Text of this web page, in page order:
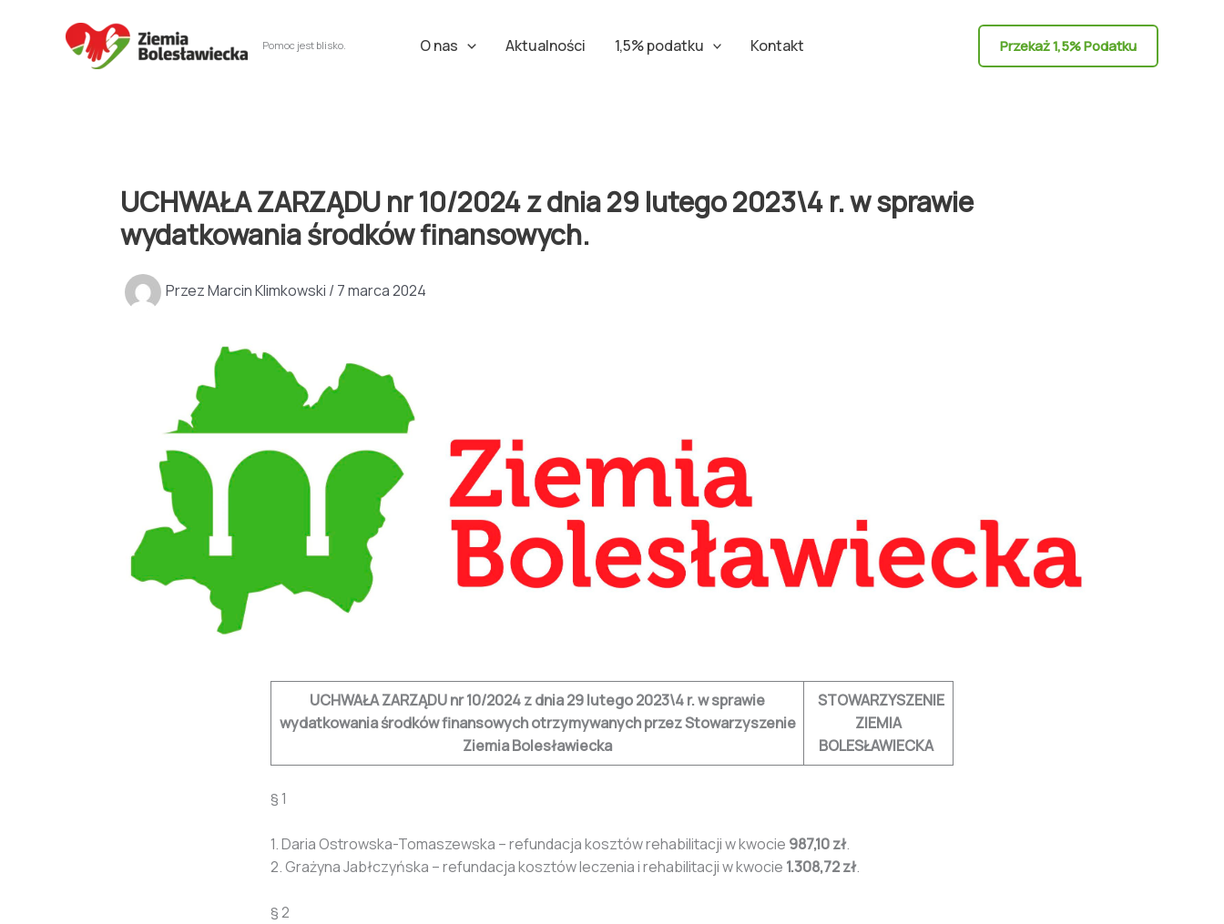
Pomoc jest blisko. O nas Aktualności 1,5% podatku Kontakt Przekaż 1,5% Podatku
UCHWAŁA ZARZĄDU nr 10/2024 z dnia 29 lutego 2023\4 r. w sprawie
wydatkowania środków finansowych.
PrzezMarcin Klimkowski / 7 marca 2024
UCHWAŁA ZARZĄDU nr 10/2024 z dnia 29 lutego 2023\4 r. w sprawie
wydatkowania środków finansowych otrzymywanych przez Stowarzyszenie
Ziemia Bolesławiecka
STOWARZYSZENIE
ZIEMIA
BOLESŁAWIECKA
§ 1
1. Daria Ostrowska-Tomaszewska – refundacja kosztów rehabilitacji w kwocie 987,10 zł.
2. Grażyna Jabłczyńska – refundacja kosztów leczenia i rehabilitacji w kwocie 1.308,72 zł.
§ 2